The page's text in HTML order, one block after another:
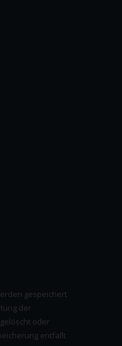
gespeichert
der
oder
entfallt